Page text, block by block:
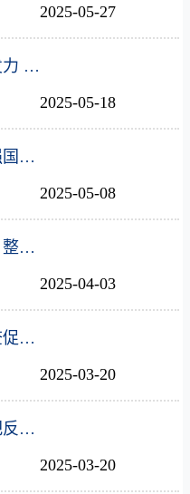
2025-05-27
聚焦学习教育重点靶向发力 在“实”字上下功夫
2025-05-18
实践与思考丨聚焦教育强国建设深化政治监督
2025-05-08
郑州航空工业管理学院：整改方案审核答辩 把好巡察整改“第一关”
2025-04-03
业务丛谈丨以高质量评查促进高质量办案
2025-03-20
实践与思考丨坚定不移把反腐败斗争向纵深推进
2025-03-20